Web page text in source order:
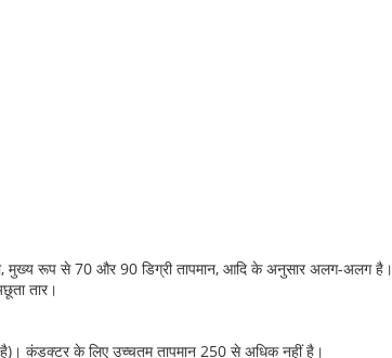
मुख्य रूप से 70 और 90 डिग्री तापमान, आदि के अनुसार अलग-अलग है।
तार।
कंडक्टर के लिए उच्चतम तापमान 250 से अधिक नहीं है।